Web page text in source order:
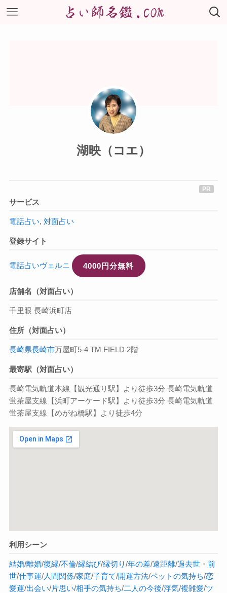
湖映（コエ）
サービス
電話占い, 対面占い
登録サイト
電話占いヴェルニ 4000円分無料
店舗名（対面占い）
千里眼 長崎浜町店
住所（対面占い）
長崎県長崎市万屋町5-4 TM FIELD 2階
最寄駅（対面占い）
長崎電気軌道本線【観光通り駅】より徒歩3分 長崎電気軌道
蛍茶屋支線【浜町アーケード駅】より徒歩3分 長崎電気軌道
蛍茶屋支線【めがね橋駅】より徒歩4分
利用シーン
結婚/離婚/復縁/不倫/縁結び/縁切り/年の差/遠距離/過去世・ 前
世/仕事運/人間関係/家庭/子育て/開運方法/ペットの気持ち/恋
愛運/出会い/片思い/相手の気持ち/二人の今後/浮気/複雑愛/ツ